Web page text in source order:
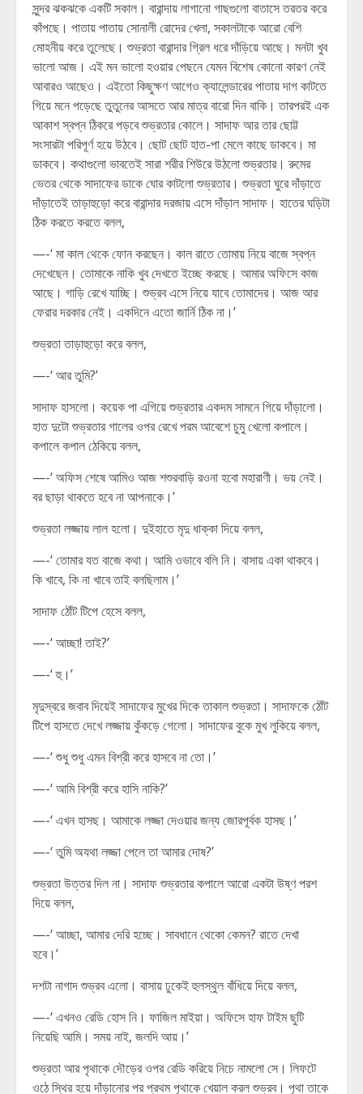
সুন্দর ঝকঝকে একটি সকাল। বারান্দায় লাগানো গাছগুলো বাতাসে তরতর করে
কাঁপছে। পাতায় পাতায় সোনালী রোদের খেলা, সকালটাকে আরো বেশি
মোহনীয় করে তুলেছে। শুভ্রতা বারান্দার গ্রিল ধরে দাঁড়িয়ে আছে। মনটা খুব
ভালো আজ। এই মন ভালো হওয়ার পেছনে যেমন বিশেষ কোনো কারণ নেই
আবারও আছেও। এইতো কিছুক্ষণ আগেও ক্যালেন্ডারের পাতায় দাগ কাটতে
গিয়ে মনে পড়েছে তুতুনের আসতে আর মাত্র বারো দিন বাকি। তারপরই এক
আকাশ স্বপ্ন ঠিকরে পড়বে শুভ্রতার কোলে। সাদাফ আর তার ছোট্ট
সংসারটা পরিপূর্ণ হয়ে উঠবে। ছোট ছোট হাত-পা মেলে কাছে ডাকবে। মা
ডাকবে। কথাগুলো ভাবতেই সারা শরীর শিউরে উঠলো শুভ্রতার। রুমের
ভেতর থেকে সাদাফের ডাকে ঘোর কাটলো শুভ্রতার। শুভ্রতা ঘুরে দাঁড়াতে
দাঁড়াতেই তাড়াহুড়ো করে বারান্দার দরজায় এসে দাঁড়াল সাদাফ। হাতের ঘড়িটা
ঠিক করতে করতে বলল,
—-‘ মা কাল থেকে ফোন করছেন। কাল রাতে তোমায় নিয়ে বাজে স্বপ্ন
দেখেছেন। তোমাকে নাকি খুব দেখতে ইচ্ছে করছে। আমার অফিসে কাজ
আছে। গাড়ি রেখে যাচ্ছি। শুভ্রব এসে নিয়ে যাবে তোমাদের। আজ আর
ফেরার দরকার নেই। একদিনে এতো জার্নি ঠিক না।’
শুভ্রতা তাড়াহুড়ো করে বলল,
—-‘ আর তুমি?’
সাদাফ হাসলো। কয়েক পা এগিয়ে শুভ্রতার একদম সামনে গিয়ে দাঁড়ালো।
হাত দুটো শুভ্রতার গালের ওপর রেখে পরম আবেশে চুমু খেলো কপালে।
কপালে কপাল ঠেকিয়ে বলল,
—-‘ অফিস শেষে আমিও আজ শশুরবাড়ি রওনা হবো মহারাণী। ভয় নেই।
বর ছাড়া থাকতে হবে না আপনাকে।’
শুভ্রতা লজ্জায় লাল হলো। দুইহাতে মৃদু ধাক্কা দিয়ে বলল,
—-‘ তোমার যত বাজে কথা। আমি ওভাবে বলি নি। বাসায় একা থাকবে।
কি খাবে, কি না খাবে তাই বলছিলাম।’
সাদাফ ঠোঁট টিপে হেসে বলল,
—-‘ আচ্ছা! তাই?’
—-‘ হু।’
মৃদুস্বরে জবাব দিয়েই সাদাফের মুখের দিকে তাকাল শুভ্রতা। সাদাফকে ঠোঁট
টিপে হাসতে দেখে লজ্জায় কুঁকড়ে গেলো। সাদাফের বুকে মুখ লুকিয়ে বলল,
—-‘ শুধু শুধু এমন বিশ্রী করে হাসবে না তো।’
—-‘ আমি বিশ্রী করে হাসি নাকি?’
—-‘ এখন হাসছ। আমাকে লজ্জা দেওয়ার জন্য জোরপূর্বক হাসছ।’
—-‘ তুমি অযথা লজ্জা পেলে তা আমার দোষ?’
শুভ্রতা উত্তর দিল না। সাদাফ শুভ্রতার কপালে আরো একটা উষ্ণ পরশ
দিয়ে বলল,
—-‘ আচ্ছা, আমার দেরি হচ্ছে। সাবধানে থেকো কেমন? রাতে দেখা
হবে।’
দশটা নাগাদ শুভ্রব এলো। বাসায় ঢুকেই হুলস্থুল বাঁধিয়ে দিয়ে বলল,
—-‘ এখনও রেডি হোস নি। ফাজিল মাইয়া। অফিসে হাফ টাইম ছুটি
নিয়েছি আমি। সময় নাই, জলদি আয়।’
শুভ্রতা আর পৃথাকে দৌড়ের ওপর রেডি করিয়ে নিচে নামলো সে। লিফটে
ওঠে স্থির হয়ে দাঁড়ানোর পর প্রথম পৃথাকে খেয়াল করল শুভ্রব। পৃথা তাকে